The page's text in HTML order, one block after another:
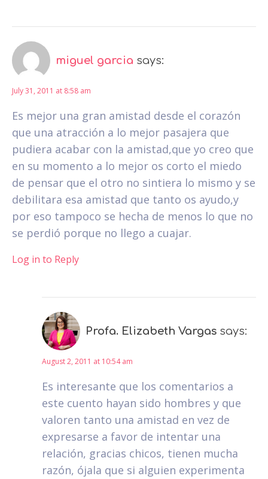
miguel garcia says:
July 31, 2011 at 8:58 am
Es mejor una gran amistad desde el corazón
que una atracción a lo mejor pasajera que
pudiera acabar con la amistad,que yo creo que
en su momento a lo mejor os corto el miedo
de pensar que el otro no sintiera lo mismo y se
debilitara esa amistad que tanto os ayudo,y
por eso tampoco se hecha de menos lo que no
se perdió porque no llego a cuajar.
Log in to Reply
Profa. Elizabeth Vargas says:
August 2, 2011 at 10:54 am
Es interesante que los comentarios a
este cuento hayan sido hombres y que
valoren tanto una amistad en vez de
expresarse a favor de intentar una
relación, gracias chicos, tienen mucha
razón, ójala que si alguien experimenta